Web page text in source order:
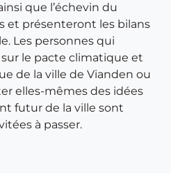
que l’échevin du
et présenteront les bilans
Les personnes qui
le pacte climatique et
de la ville de Vianden ou
elles-mêmes des idées
futur de la ville sont
à passer.